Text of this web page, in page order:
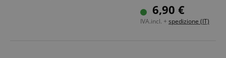
6,90 €
IVA.incl. + spedizione (IT)